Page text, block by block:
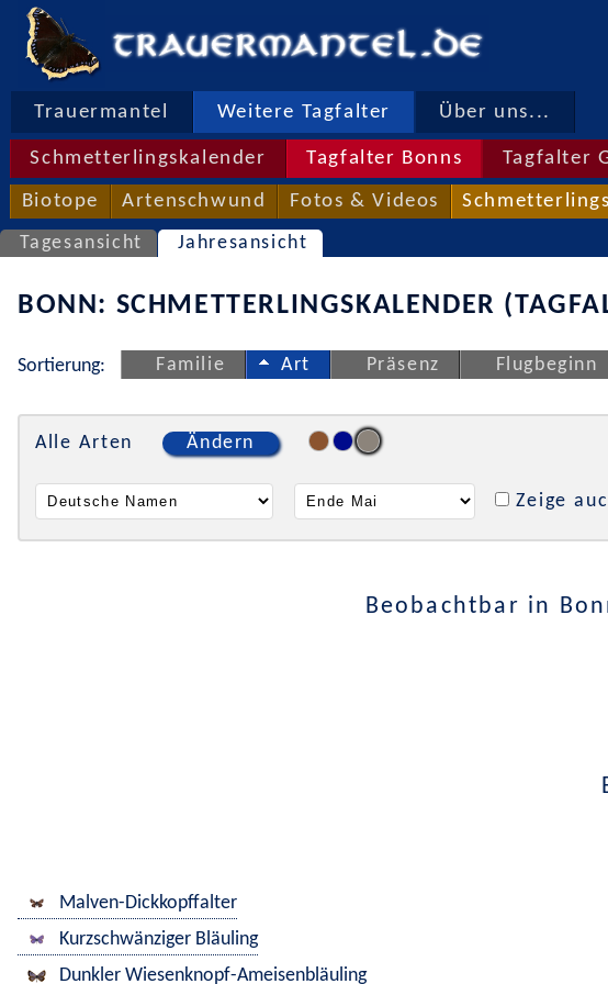
Trauermantel Weitere Tagfalter Über uns...
Schmetterlingskalender Tagfalter Bonns Tagfalter
Biotope Artenschwund Fotos & Videos
Tagesansicht Jahresansicht
BONN: SCHMETTERLINGSKALENDER
Sortierung: Familie Art Präsenz Flugbeginn
Alle Arten Ändern
Zeige
Beobachtbar in
Malven-Dickkopffalter
Kurzschwänziger Bläuling
Dunkler Wiesenknopf-Ameisenbläuling